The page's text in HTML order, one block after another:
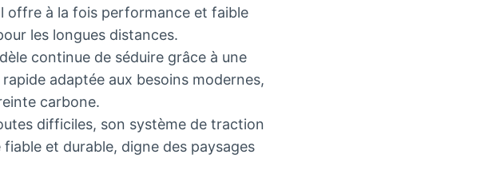
offre à la fois performance et faible
les longues distances.
continue de séduire grâce à une
adaptée aux besoins modernes,
carbone.
difficiles, son système de traction
et durable, digne des paysages